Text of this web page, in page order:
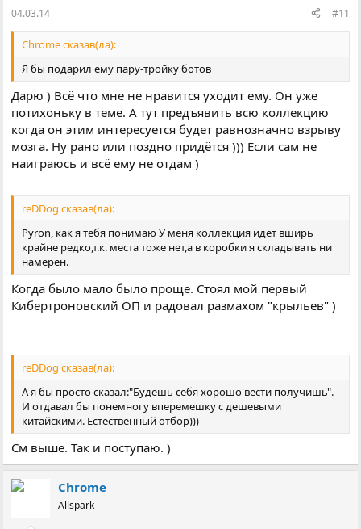
04.03.14 #11
Chrome сказав(ла):
Я бы подарил ему пару-тройку ботов
Дарю ) Всё что мне не нравится уходит ему. Он уже
потихоньку в теме. А тут предъявить всю коллекцию
когда он этим интересуется будет равнозначно взрыву
мозга. Ну рано или поздно придётся ))) Если сам не
наиграюсь и всё ему не отдам )
reDDog сказав(ла):
Pyron, как я тебя понимаю У меня коллекция идет вширь
крайне редко,т.к. места тоже нет,а в коробки я складывать ни
намерен.
Когда было мало было проще. Стоял мой первый
Кибертроновский ОП и радовал размахом "крыльев" )
reDDog сказав(ла):
А я бы просто сказал:"Будешь себя хорошо вести получишь".
И отдавал бы понемногу вперемешку с дешевыми
китайскими. Естественный отбор)))
См выше. Так и поступаю. )
Chrome
Allspark